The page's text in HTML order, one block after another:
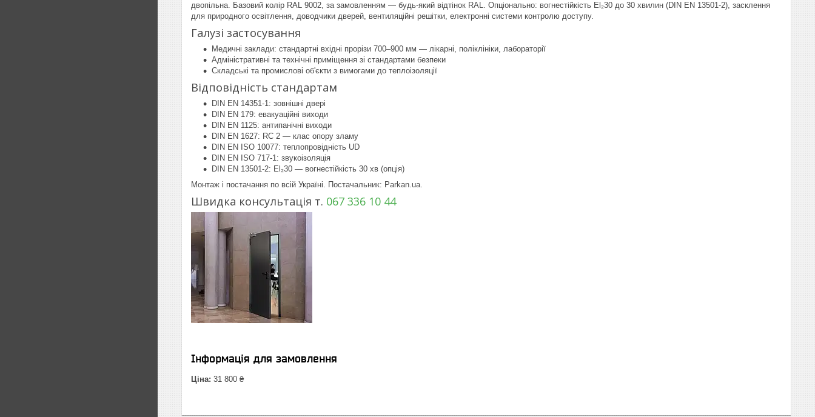
двопільна. Базовий колір RAL 9002, за замовленням — будь-який відтінок RAL. Опціонально: вогнестійкість El₂30 до 30 хвилин (DIN EN 13501-2), засклення
для природного освітлення, доводчики дверей, вентиляційні решітки, електронні системи контролю доступу.
Галузі застосування
Медичні заклади: стандартні вхідні прорізи 700–900 мм — лікарні, поліклініки, лабораторії
Адміністративні та технічні приміщення зі стандартами безпеки
Складські та промислові об'єкти з вимогами до теплоізоляції
Відповідність стандартам
DIN EN 14351-1: зовнішні двері
DIN EN 179: евакуаційні виходи
DIN EN 1125: антипанічні виходи
DIN EN 1627: RC 2 — клас опору зламу
DIN EN ISO 10077: теплопровідність UD
DIN EN ISO 717-1: звукоізоляція
DIN EN 13501-2: El₂30 — вогнестійкість 30 хв (опція)
Монтаж і постачання по всій Україні. Постачальник: Parkan.ua.
Швидка консультація т. 067 336 10 44
Інформація для замовлення
Ціна: 31 800 ₴